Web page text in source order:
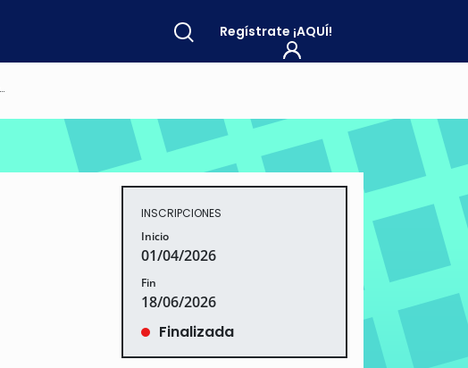
Regístrate ¡AQUÍ!
INSCRIPCIONES
Inicio
01/04/2026
Fin
18/06/2026
Finalizada